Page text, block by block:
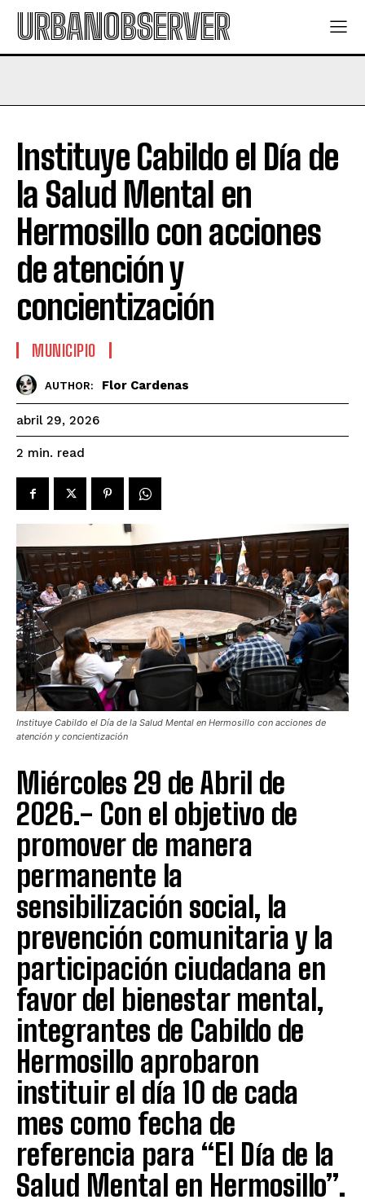
URBANOBSERVER
Instituye Cabildo el Día de
la Salud Mental en
Hermosillo con acciones
de atención y
concientización
MUNICIPIO
AUTHOR: Flor Cardenas
abril 29, 2026
2 min. read
Instituye Cabildo el Día de la Salud Mental en Hermosillo con acciones de
atención y concientización
Miércoles 29 de Abril de
2026.- Con el objetivo de
promover de manera
permanente la
sensibilización social, la
prevención comunitaria y la
participación ciudadana en
favor del bienestar mental,
integrantes de Cabildo de
Hermosillo aprobaron
instituir el día 10 de cada
mes como fecha de
referencia para “El Día de la
Salud Mental en Hermosillo”.